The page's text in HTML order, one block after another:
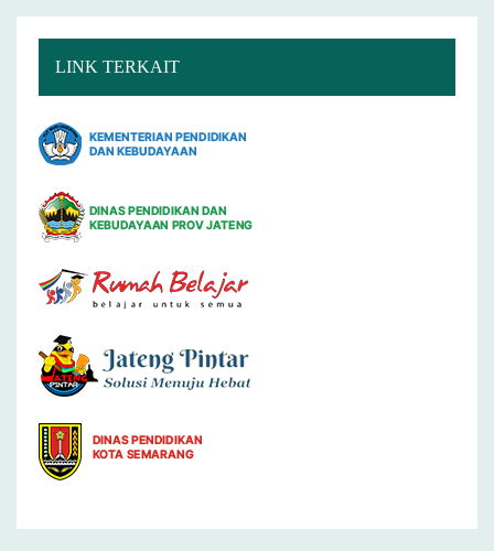
LINK TERKAIT